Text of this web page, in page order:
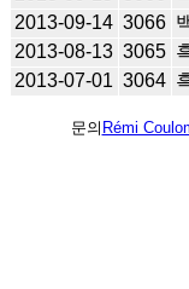
2013-09-14 3066
2013-08-13 3065
2013-07-01 3064
문의 Rémi